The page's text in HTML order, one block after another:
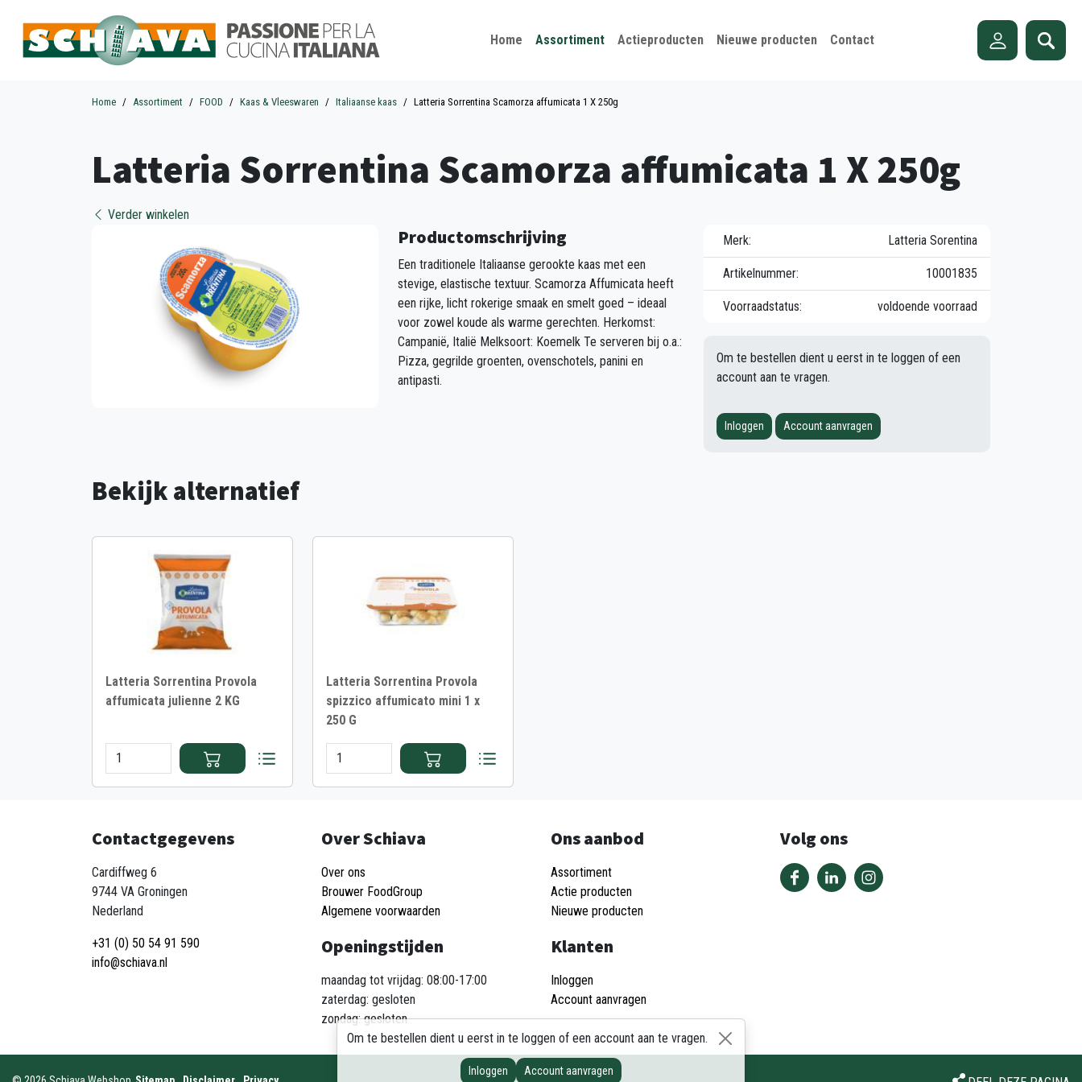
Home Assortiment Actieproducten Nieuwe producten Contact
Home Assortiment FOOD Kaas & Vleeswaren Italiaanse kaas Latteria Sorrentina Scamorza affumicata 1 X 250g
Latteria Sorrentina Scamorza affumicata 1 X 250g
Verder winkelen
Productomschrijving
Een traditionele Italiaanse gerookte kaas met een
stevige, elastische textuur. Scamorza Affumicata heeft
een rijke, licht rokerige smaak en smelt goed – ideaal
voor zowel koude als warme gerechten. Herkomst:
Campanië, Italië Melksoort: Koemelk Te serveren bij o.a.:
Pizza, gegrilde groenten, ovenschotels, panini en
antipasti.
Merk: Latteria Sorentina
Artikelnummer: 10001835
Voorraadstatus: voldoende voorraad
Om te bestellen dient u eerst in te loggen of een
account aan te vragen.
Inloggen Account aanvragen
Bekijk alternatief
Latteria Sorrentina Provola
affumicata julienne 2 KG
Latteria Sorrentina Provola
spizzico affumicato mini 1 x
250 G
Om te bestellen dient u eerst in te loggen of een account aan te vragen.
Inloggen Account aanvragen
Contactgegevens
Cardiffweg 6
9744 VA Groningen
Nederland
+31 (0) 50 54 91 590
info@schiava.nl
Over Schiava
Over ons
Brouwer FoodGroup
Algemene voorwaarden
Openingstijden
maandag tot vrijdag: 08:00-17:00
zaterdag: gesloten
zondag: gesloten
Ons aanbod
Assortiment
Actie producten
Nieuwe producten
Klanten
Inloggen
Account aanvragen
Volg ons